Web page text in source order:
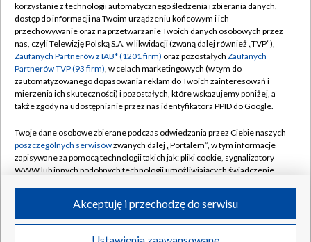
TVP
Abonament TVP
Emisja w TVP
Centrum informacji TVP
Naziemna Telewizja Cyfrowa
Rada Programowa
System NOS
Informacje o nadawcy
Program dla prasy
Regulamin TVP
Polityka prywatności
Moje zgody
Pomoc
Kontakt
Kanały
©2026 Telewizja Polska S.A. w likwidacji
korzystanie z technologii automatycznego śledzenia i zbierania danych,
dostęp do informacji na Twoim urządzeniu końcowym i ich
przechowywanie oraz na przetwarzanie Twoich danych osobowych przez
nas, czyli Telewizję Polską S.A. w likwidacji (zwaną dalej również „TVP”),
Zaufanych Partnerów z IAB* (1201 firm) oraz pozostałych Zaufanych
Partnerów TVP (93 firm), w celach marketingowych (w tym do
zautomatyzowanego dopasowania reklam do Twoich zainteresowań i
mierzenia ich skuteczności) i pozostałych, które wskazujemy poniżej, a
także zgody na udostępnianie przez nas identyfikatora PPID do Google.
Twoje dane osobowe zbierane podczas odwiedzania przez Ciebie naszych
poszczególnych serwisówzwanych dalej „Portalem”, w tym informacje
zapisywane za pomocą technologii takich jak: pliki cookie, sygnalizatory
WWW lub innych podobnych technologii umożliwiających świadczenie
ruchu w Internecie.
Twoje dane osobowe zbierane podczas odwiedzania przez Ciebie
Akceptuję i przechodzę do serwisu